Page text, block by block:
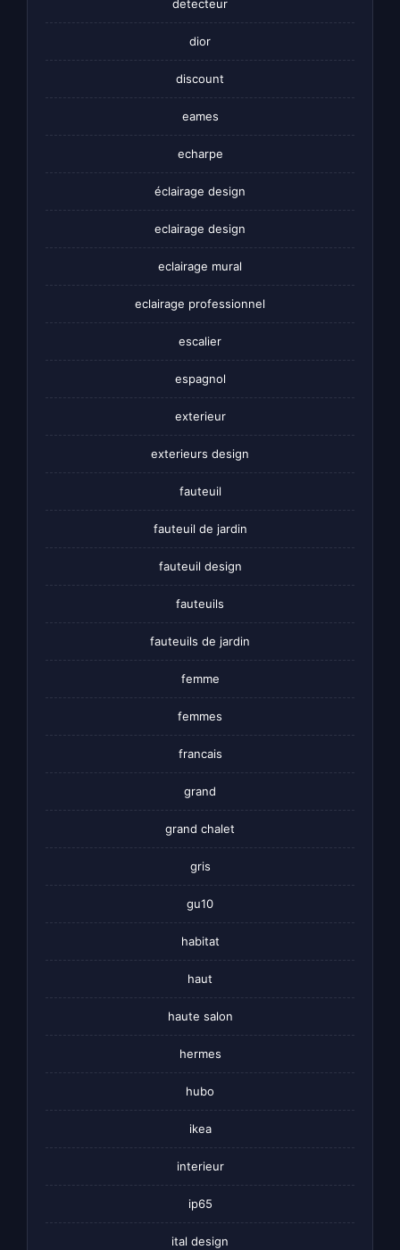
detecteur
dior
discount
eames
echarpe
éclairage design
eclairage design
eclairage mural
eclairage professionnel
escalier
espagnol
exterieur
exterieurs design
fauteuil
fauteuil de jardin
fauteuil design
fauteuils
fauteuils de jardin
femme
femmes
francais
grand
grand chalet
gris
gu10
habitat
haut
haute salon
hermes
hubo
ikea
interieur
ip65
ital design